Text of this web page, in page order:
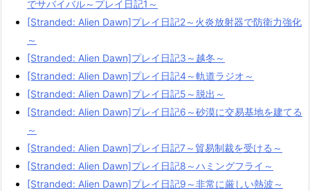
でサバイバル～プレイ日記1～
[Stranded: Alien Dawn]プレイ日記2～火炎放射器で防衛力強化
～
[Stranded: Alien Dawn]プレイ日記3～越冬～
[Stranded: Alien Dawn]プレイ日記4～軌道ラジオ～
[Stranded: Alien Dawn]プレイ日記5～脱出～
[Stranded: Alien Dawn]プレイ日記6～砂漠に交易基地を建てる
～
[Stranded: Alien Dawn]プレイ日記7～貿易制裁を受ける～
[Stranded: Alien Dawn]プレイ日記8～ハミングフライ～
[Stranded: Alien Dawn]プレイ日記9～非常に厳しい熱波～